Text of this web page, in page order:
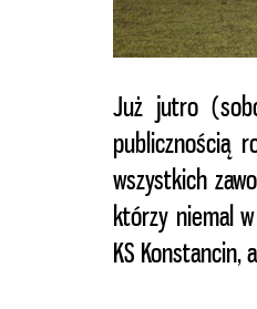
Już jutro
publicznością
wszystkich
którzy niemal
KS Konstancin,